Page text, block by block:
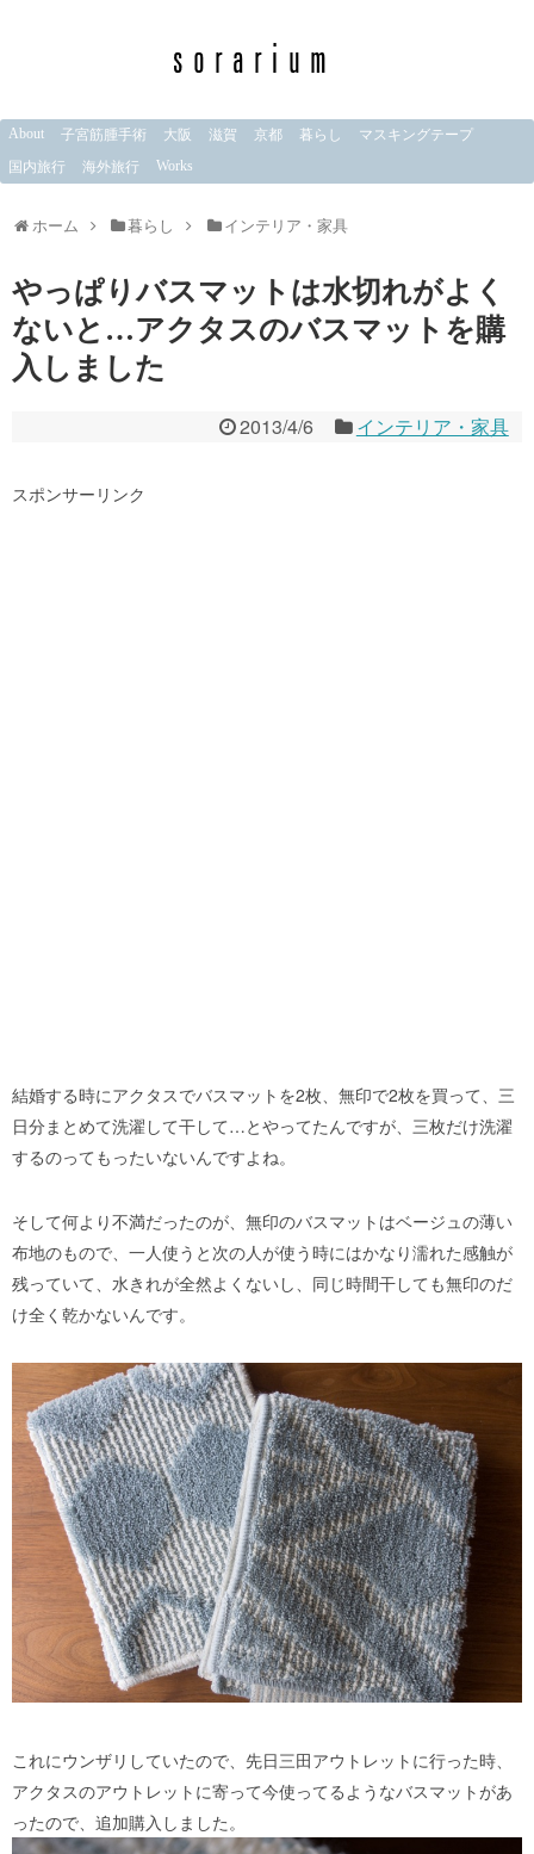
About 子宮筋腫手術 大阪 滋賀 京都 暮らし
マスキングテープ
国内旅行
海外旅行 Works
ホーム 暮らし インテリア・家具
やっぱりバスマットは水切れがよく
ないと…アクタスのバスマットを購
入しました
2013/4/6 インテリア・家具
スポンサーリンク
結婚する時にアクタスでバスマットを2枚、無印で2枚を買って、三
日分まとめて洗濯して干して…とやってたんですが、三枚だけ洗濯
するのってもったいないんですよね。
そして何より不満だったのが、無印のバスマットはベージュの薄い
布地のもので、一人使うと次の人が使う時にはかなり濡れた感触が
残っていて、水きれが全然よくないし、同じ時間干しても無印のだ
け全く乾かないんです。
これにウンザリしていたので、先日三田アウトレットに行った時、
アクタスのアウトレットに寄って今使ってるようなバスマットがあ
ったので、追加購入しました。